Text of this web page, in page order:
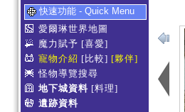
快速功能 - Quick Menu
愛爾琳世界地圖
魔力賦予 [喜愛]
寵物介紹 [比較] [夥伴]
怪物導覽搜尋
地下城資料 [料理]
遺跡資料